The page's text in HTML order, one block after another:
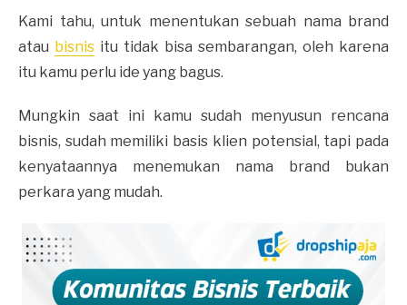
Kami tahu, untuk menentukan sebuah nama brand
atau bisnis itu tidak bisa sembarangan, oleh karena
itu kamu perlu ide yang bagus.
Mungkin saat ini kamu sudah menyusun rencana
bisnis, sudah memiliki basis klien potensial, tapi pada
kenyataannya menemukan nama brand bukan
perkara yang mudah.